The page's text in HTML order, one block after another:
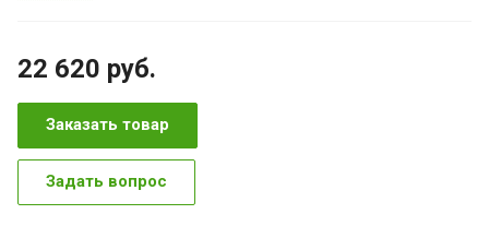
22 620 руб.
Заказать товар
Задать вопрос